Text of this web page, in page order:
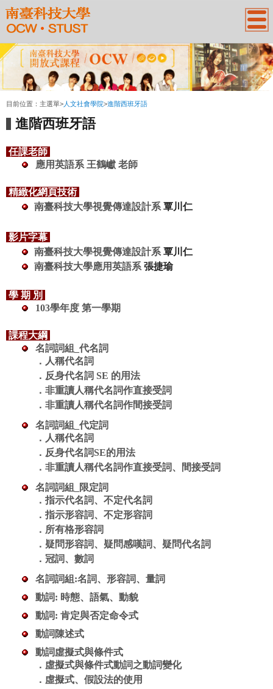
:::
目前位置： 主選單> 人文社會學院>進階西班牙語
進階西班牙語
任課老師
應用英語系 王鶴巘 老師
精緻化網頁技術
南臺科技大學視覺傳達設計系 覃川仁
影片字幕
南臺科技大學視覺傳達設計系 覃川仁
南臺科技大學應用英語系 張捷瑜
學 期 別
103學年度 第一學期
課程大綱
名詞詞組_代名詞
． 人稱代名詞
． 反身代名詞 SE 的用法
． 非重讀人稱代名詞作直接受詞
． 非重讀人稱代名詞作間接受詞
名詞詞組_代定詞
． 人稱代名詞
． 反身代名詞SE的用法
． 非重讀人稱代名詞作直接受詞、間接受詞
名詞詞組_限定詞
． 指示代名詞、不定代名詞
． 指示形容詞、不定形容詞
． 所有格形容詞
． 疑問形容詞、疑問感嘆詞、疑問代名詞
． 冠詞、數詞
名詞詞組:名詞、形容詞、量詞
動詞: 時態、語氣、動貌
動詞: 肯定與否定命令式
動詞陳述式
動詞虛擬式與條件式
． 虛擬式與條件式動詞之動詞變化
． 虛擬式、假設法的使用